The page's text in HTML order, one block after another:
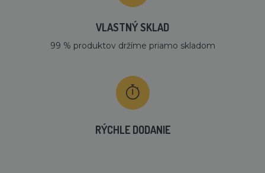
VLASTNÝ SKLAD
99 % produktov držíme priamo skladom
RÝCHLE DODANIE